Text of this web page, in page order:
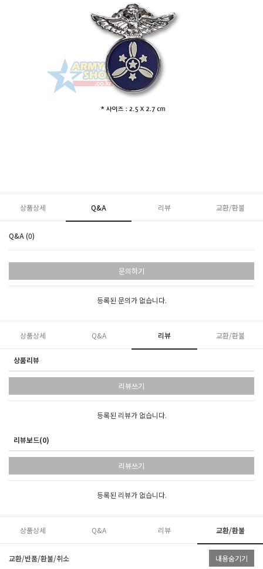
상품상세 Q&A 리뷰 교환/환불
Q&A (0)
문의하기
등록된 문의가 없습니다.
상품상세 Q&A 리뷰 교환/환불
상품리뷰
리뷰쓰기
등록된 리뷰가 없습니다.
리뷰보드(0)
리뷰쓰기
등록된 리뷰가 없습니다.
상품상세 Q&A 리뷰 교환/환불
교환/반품/환불/취소 내용숨기기